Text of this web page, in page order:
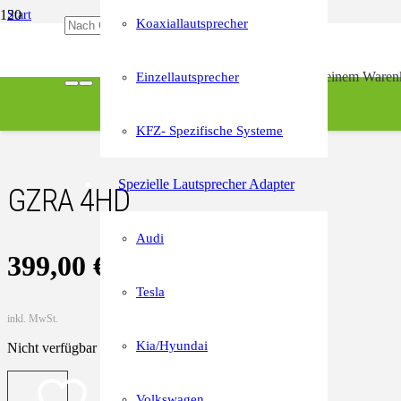
Produkt wurde deinem
Koaxiallautsprecher
Einzellautsprecher
KFZ- Spezifische Systeme
Spezielle Lautsprecher Adapter
Audi
Tesla
Kia/Hyundai
Start
4- Kanal Endstufen
GZRA 4HD
399,00 €
inkl. MwSt.
Nicht verfügbar